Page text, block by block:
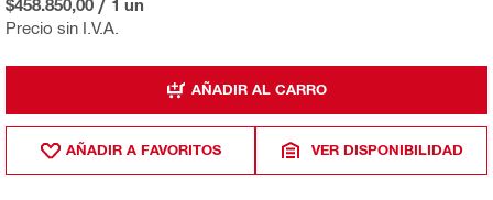
Precio sin I.V.A.
$458.850,00 / 1 un
AÑADIR AL CARRO
AÑADIR A FAVORITOS VER DISPONIBILIDAD